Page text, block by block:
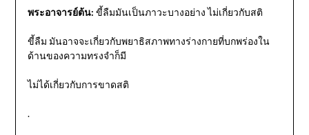
พระอาจารย์ต้น: ขี้ลืมมันเป็นภาวะบางอย่าง ไม่เกี่ยวกับสติ
ขี้ลืม มันอาจจะเกี่ยวกับพยาธิสภาพทางร่างกายที่บกพร่องใน
ด้านของความทรงจําก็มี
ไม่ได้เกี่ยวกับการขาดสติ
.